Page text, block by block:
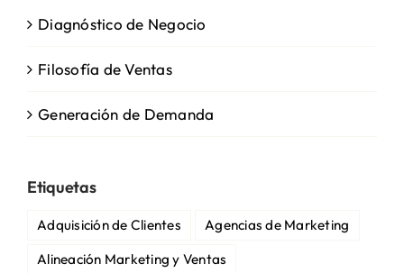
Diagnóstico de Negocio
Filosofía de Ventas
Generación de Demanda
Etiquetas
Adquisición de Clientes
Agencias de Marketing
Alineación Marketing y Ventas